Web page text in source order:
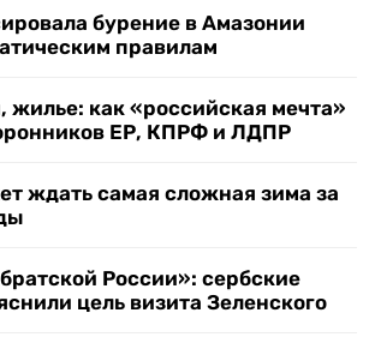
бурение в Амазонии
правилам
жилье: как «российская мечта»
ЕР, КПРФ и ЛДПР
ждать самая сложная зима за
России»: сербские
цель визита Зеленского